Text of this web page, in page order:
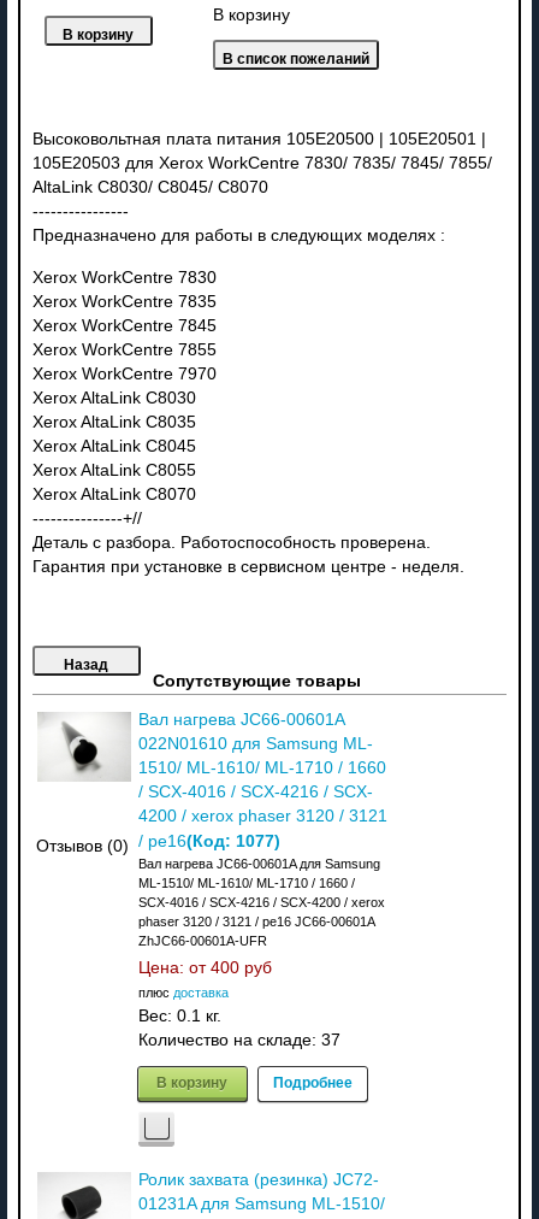
В корзину
Высоковольтная плата питания 105E20500 | 105E20501 |
105E20503 для Xerox WorkCentre 7830/ 7835/ 7845/ 7855/
AltaLink C8030/ C8045/ C8070
----------------
Предназначено для работы в следующих моделях :
Xerox WorkCentre 7830
Xerox WorkCentre 7835
Xerox WorkCentre 7845
Xerox WorkCentre 7855
Xerox WorkCentre 7970
Xerox AltaLink C8030
Xerox AltaLink C8035
Xerox AltaLink C8045
Xerox AltaLink C8055
Xerox AltaLink C8070
---------------+//
Деталь с разбора. Работоспособность проверена.
Гарантия при установке в сервисном центре - неделя.
Сопутствующие товары
Отзывов (0)
Вал нагрева JC66-00601A
022N01610 для Samsung ML-
1510/ ML-1610/ ML-1710 / 1660
/ SCX-4016 / SCX-4216 / SCX-
4200 / xerox phaser 3120 / 3121
/ pe16(Код: 1077)
Вал нагрева JC66-00601A для Samsung
ML-1510/ ML-1610/ ML-1710 / 1660 /
SCX-4016 / SCX-4216 / SCX-4200 / xerox
phaser 3120 / 3121 / pe16 JC66-00601A
ZhJC66-00601A-UFR
Цена: от 400 руб
плюс доставка
Вес: 0.1 кг.
Количество на складе: 37
В корзину Подробнее
Ролик захвата (резинка) JC72-
01231A для Samsung ML-1510/